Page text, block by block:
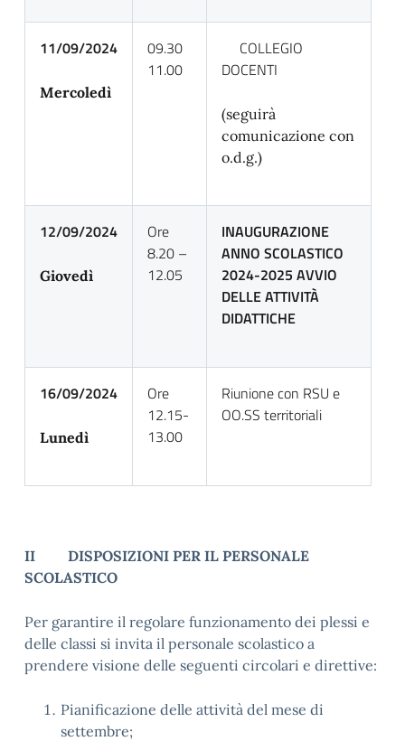
11/09/2024
Mercoledì
09.30
11.00
COLLEGIO
DOCENTI
(seguirà
comunicazione con
o.d.g.)
12/09/2024
Giovedì
Ore
8.20 –
12.05
INAUGURAZIONE
ANNO SCOLASTICO
2024-2025 AVVIO
DELLE ATTIVITÀ
DIDATTICHE
16/09/2024
Lunedì
Ore
12.15-
13.00
Riunione con RSU e
OO.SS territoriali
II DISPOSIZIONI PER IL PERSONALE
SCOLASTICO
Per garantire il regolare funzionamento dei plessi e
delle classi si invita il personale scolastico a
prendere visione delle seguenti circolari e direttive:
Pianificazione delle attività del mese di
settembre;